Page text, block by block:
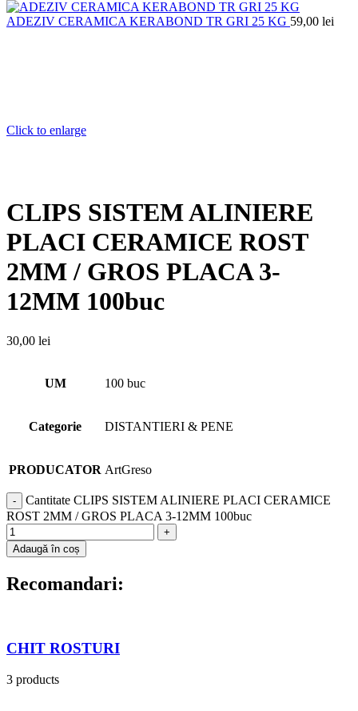
ADEZIV CERAMICA KERABOND TR GRI 25 KG 59,00 lei
Click to enlarge
CLIPS SISTEM ALINIERE
PLACI CERAMICE ROST
2MM / GROS PLACA 3-
12MM 100buc
30,00 lei
UM 100 buc
Categorie DISTANTIERI & PENE
PRODUCATOR ArtGreso
Cantitate CLIPS SISTEM ALINIERE PLACI CERAMICE
ROST 2MM / GROS PLACA 3-12MM 100buc
Adaugă în coș
Recomandari:
CHIT ROSTURI
3 products